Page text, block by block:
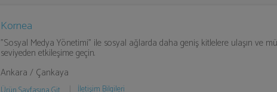
Kornea
"Sosyal Medya Yönetimi" ile sosyal ağlarda daha geniş kitlelere ulaşın ve
seviyeden etkileşime geçin.
Ankara / Çankaya
İletişim Bilgileri